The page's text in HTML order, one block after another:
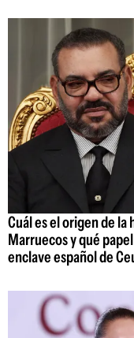
Cuál es el origen de la
Marruecos y qué
enclave español de